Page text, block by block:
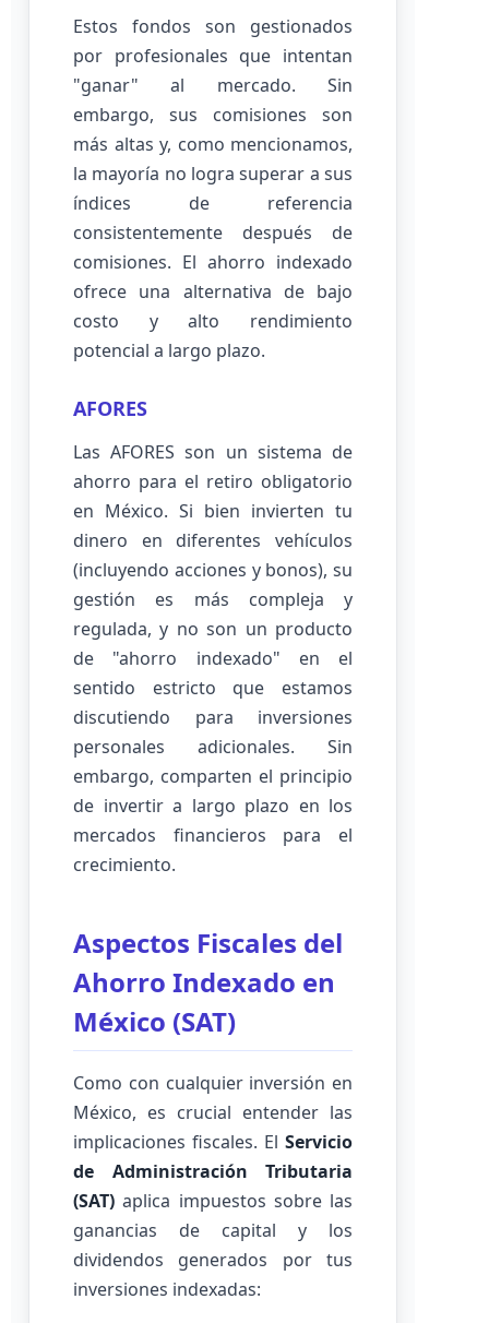
Estos fondos son gestionados
por profesionales que intentan
"ganar" al mercado. Sin
embargo, sus comisiones son
más altas y, como mencionamos,
la mayoría no logra superar a sus
índices de referencia
consistentemente después de
comisiones. El ahorro indexado
ofrece una alternativa de bajo
costo y alto rendimiento
potencial a largo plazo.
AFORES
Las AFORES son un sistema de
ahorro para el retiro obligatorio
en México. Si bien invierten tu
dinero en diferentes vehículos
(incluyendo acciones y bonos), su
gestión es más compleja y
regulada, y no son un producto
de "ahorro indexado" en el
sentido estricto que estamos
discutiendo para inversiones
personales adicionales. Sin
embargo, comparten el principio
de invertir a largo plazo en los
mercados financieros para el
crecimiento.
Aspectos Fiscales del
Ahorro Indexado en
México (SAT)
Como con cualquier inversión en
México, es crucial entender las
implicaciones fiscales. El Servicio
de Administración Tributaria
(SAT) aplica impuestos sobre las
ganancias de capital y los
dividendos generados por tus
inversiones indexadas: